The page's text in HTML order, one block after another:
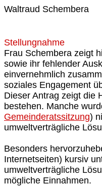
Waltraud Schembera
Stellungnahme
Frau Schembera zeigt
sowie ihr fehlender
einvernehmlich
soziales Engagement
Dieser Antrag zeigt die
bestehen. Manche
Gemeinderatssitzung)
umweltverträgliche
Besonders
Internetseiten) kursiv
umweltverträgliche
mögliche Einnahmen.